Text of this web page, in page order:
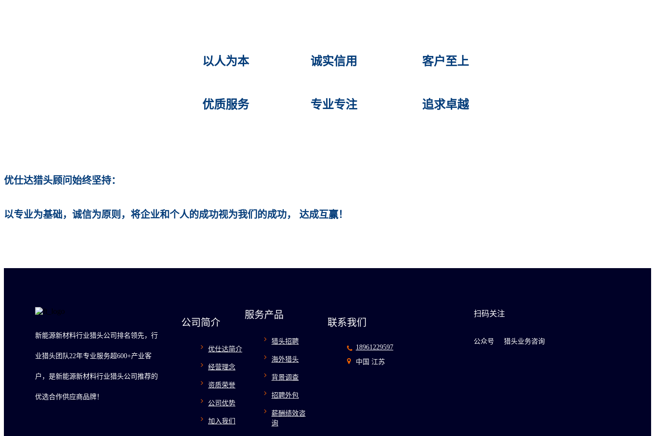
以人为本 诚实信用 客户至上
优质服务 专业专注 追求卓越
优仕达猎头顾问始终坚持：
以专业为基础，诚信为原则，将企业和个人的成功视为我们的成功， 达成互赢！
新能源新材料行业猎头公司排名领先，行
业猎头团队22年专业服务超600+产业客
户，是新能源新材料行业猎头公司推荐的
优选合作供应商品牌！
公司简介
优仕达简介
经营理念
资质荣誉
公司优势
加入我们
服务产品
猎头招聘
海外猎头
背景调查
招聘外包
薪酬绩效咨
询
联系我们
18961229597
中国 江苏
扫码关注
公众号 猎头业务咨询